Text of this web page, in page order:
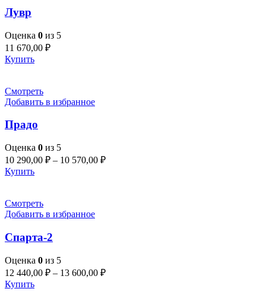
Лувр
Оценка 0 из 5
11 670,00 ₽
Купить
Смотреть
Добавить в избранное
Прадо
Оценка 0 из 5
10 290,00 ₽ – 10 570,00 ₽
Купить
Смотреть
Добавить в избранное
Спарта-2
Оценка 0 из 5
12 440,00 ₽ – 13 600,00 ₽
Купить